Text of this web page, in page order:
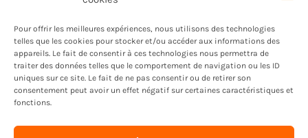
Pour offrir les meilleures expériences, nous utilisons des technologies
telles que les cookies pour stocker et/ou accéder aux informations des
appareils. Le fait de consentir à ces technologies nous permettra de
traiter des données telles que le comportement de navigation ou les ID
uniques sur ce site. Le fait de ne pas consentir ou de retirer son
consentement peut avoir un effet négatif sur certaines caractéristiques et
fonctions.